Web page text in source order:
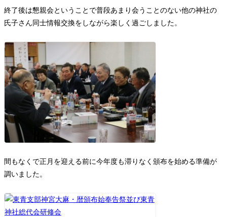
終了後は懇親会ということで普段あまり会うことのない他の神社の
氏子さん同士情報交換をしながら楽しく過ごしました。
間もなくで正月を迎える前に今年度も滞りなく頒布を始める準備が
調いました。